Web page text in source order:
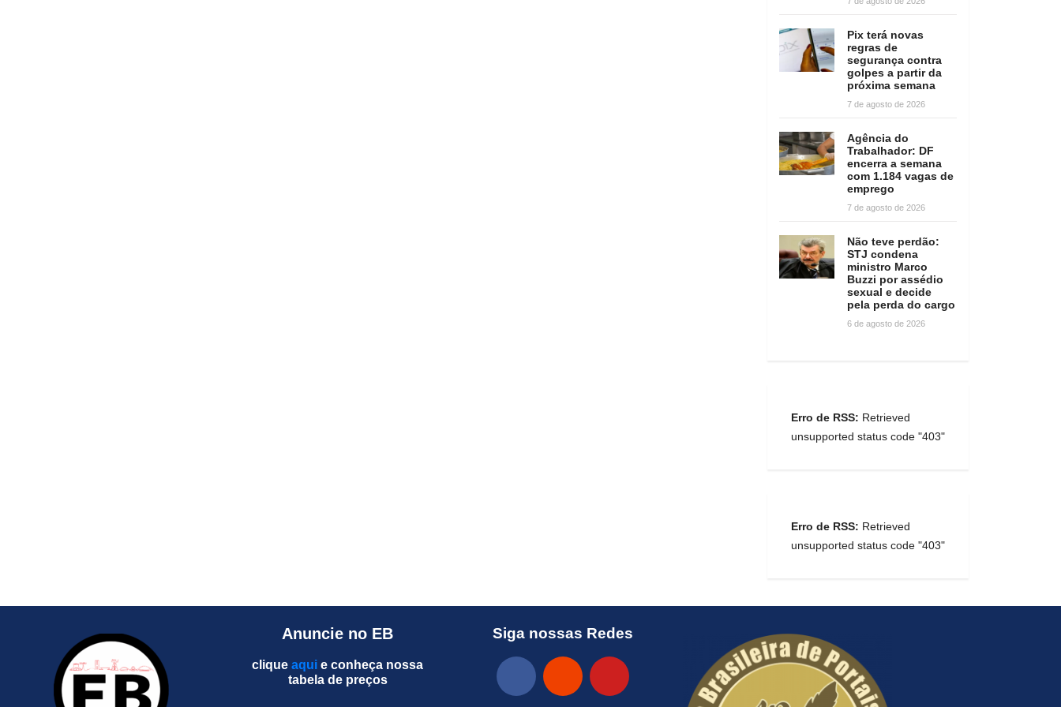
Pix terá novas
regras de
segurança contra
golpes a partir da
próxima semana
7 de agosto de 2026
Agência do
Trabalhador: DF
encerra a semana
com 1.184 vagas de
emprego
7 de agosto de 2026
Não teve perdão:
STJ condena
ministro Marco
Buzzi por assédio
sexual e decide
pela perda do cargo
6 de agosto de 2026
Erro de RSS: Retrieved
unsupported status code "403"
Erro de RSS: Retrieved
unsupported status code "403"
Anuncie no EB
clique aqui e conheça nossa
tabela de preços
Siga nossas Redes